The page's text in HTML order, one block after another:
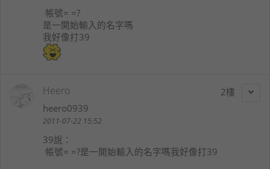
帳號= =?
是一開始輸入的名字嗎
我好像打39
2
Heero
heero0939
2011-07-22 15:52
39說：
帳號= =?是一開始輸入的名字嗎我好像打39